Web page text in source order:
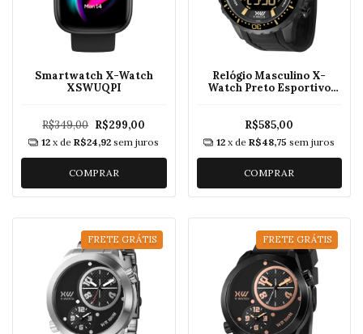
Smartwatch X-Watch
XSWUQPI
R$349,00 R$299,00
12 x deR$24,92 sem juros
COMPRAR
Relógio Masculino X-
Watch Preto Esportivo
R$585,00
12 x deR$48,75 sem juros
COMPRAR
FRETE GRÁTIS FRETE GRÁTIS